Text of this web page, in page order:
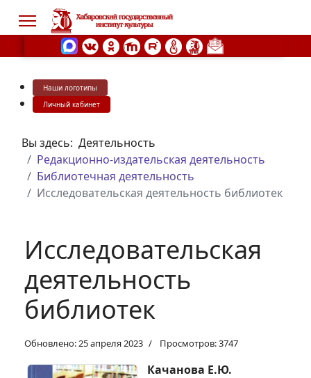
Наши логотипы
Личный кабинет
Вы здесь: Деятельность
Редакционно-издательская деятельность
Библиотечная деятельность
Исследовательская деятельность библиотек
Исследовательская
деятельность
библиотек
Обновлено: 25 апреля 2023 Просмотров: 3747
Качанова Е.Ю.